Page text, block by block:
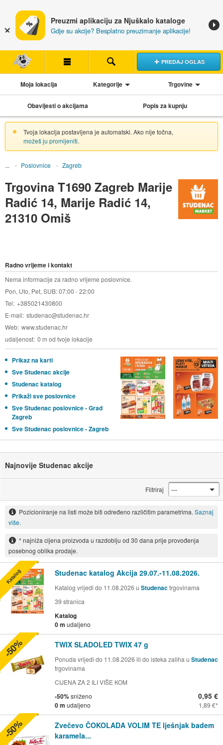
Preuzmi aplikaciju za Njuškalo kataloge
Gdje su akcije? Besplatno preuzimanje aplikacije!
PREDAJ OGLAS
Moja lokacija Kategorije Trgovine
Obavijesti o akcijama Popis za kupnju
Tvoja lokacija postavljena je automatski. Ako nije točna,
možeš ju promijeniti.
Poslovnice Zagreb
Trgovina T1690 Zagreb Marije
Radić 14, Marije Radić 14,
21310 Omiš
Radno vrijeme i kontakt
Nema informacije za radno vrijeme poslovnice.
Pon, Uto, Pet, SUB: 07:00 - 22:00
Tel +385021430800
E-mail studenac@studenac.hr
Web www.studenac.hr
udaljenost 0 m od tvoje lokacije
Prikaz na karti
Sve Studenac akcije
Studenac katalog
Prikaži sve poslovnice
Sve Studenac poslovnice - Grad
Zagreb
Sve Studenac poslovnice - Zagreb
Najnovije Studenac akcije
Filtriraj
Pozicioniranje na listi može biti određeno različitim parametrima. Saznaj
više.
* najniža cijena proizvoda u razdoblju od 30 dana prije provođenja
posebnog oblika prodaje.
Studenac katalog Akcija 29.07.-11.08.2026.
Katalog vrijedi do 11.08.2026 u Studenactrgovinama
39 stranica
Katalog
0 m udaljeno
Katalog
TWIX SLADOLED TWIX 47 g
Ponuda vrijedi do 11.08.2026 ili do isteka zaliha u Studenac
trgovinama
CIJENA ZA 2 ILI VIŠE KOM
-50%sniženo
0 m udaljeno
0,95 €
1,89 €
-50%
Zvečevo ČOKOLADA VOLIM TE lješnjak badem
karamela...
-50%